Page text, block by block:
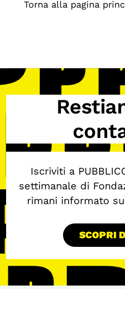
Biblioteca
Osservatori di ricerca
Progetti Nazionali
Progetti
Pubblicazioni
Storie di
Calendario civile
Elezioni dal mondo
OLTRE LA SCUOLA
Attività per bambine
Programmi per le
Torna alla pagina
Iscriviti a
settimanale di
rimani informato
SCOPRI